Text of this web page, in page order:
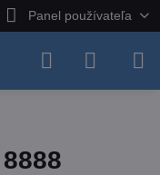
Panel používateľa